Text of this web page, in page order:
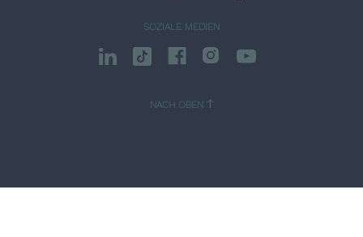
SOZIALE MEDIEN
NACH OBEN